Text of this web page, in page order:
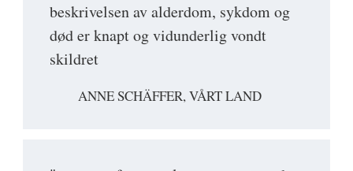
beskrivelsen av alderdom, sykdom og
død er knapt og vidunderlig vondt
skildret
ANNE SCHÄFFER, VÅRT LAND